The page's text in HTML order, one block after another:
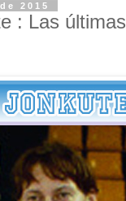
2015
: Las últimas